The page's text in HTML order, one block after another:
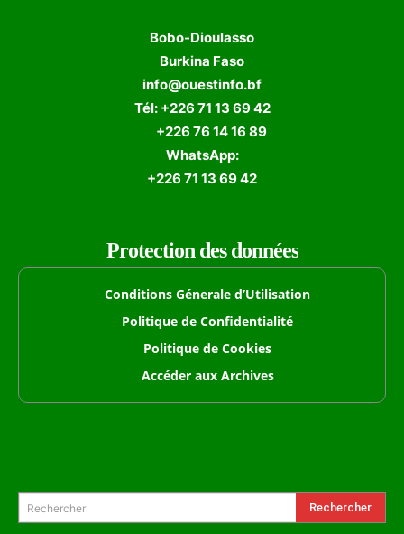
Bobo-Dioulasso
Burkina Faso
info@ouestinfo.bf
Tél: +226 71 13 69 42
+226 76 14 16 89
WhatsApp:
+226 71 13 69 42
Protection des données
Conditions Génerale d’Utilisation
Politique de Confidentialité
Politique de Cookies
Accéder aux Archives
Rechercher Rechercher